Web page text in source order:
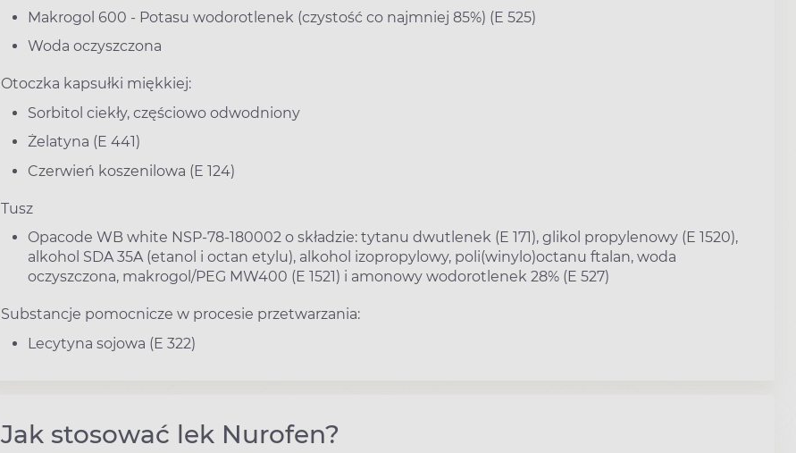
Makrogol 600 - Potasu wodorotlenek (czystość co najmniej 85%) (E 525)
Woda oczyszczona
Otoczka kapsułki miękkiej:
Sorbitol ciekły, częściowo odwodniony
Żelatyna (E 441)
Czerwień koszenilowa (E 124)
Tusz
Opacode WB white NSP-78-180002 o składzie: tytanu dwutlenek (E 171), glikol propylenowy (E 1520),
alkohol SDA 35A (etanol i octan etylu), alkohol izopropylowy, poli(winylo)octanu ftalan, woda
oczyszczona, makrogol/PEG MW400 (E 1521) i amonowy wodorotlenek 28% (E 527)
Substancje pomocnicze w procesie przetwarzania:
Lecytyna sojowa (E 322)
Jak stosować lek Nurofen?